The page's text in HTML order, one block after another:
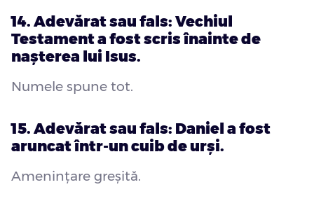
14. Adevărat sau fals: Vechiul
Testament a fost scris înainte de
nașterea lui Isus.
Numele spune tot.
15. Adevărat sau fals: Daniel a fost
aruncat într-un cuib de urși.
Amenințare greșită.